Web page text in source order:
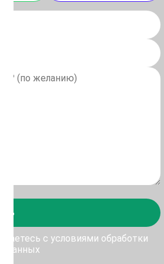
с условиями обработки
данных